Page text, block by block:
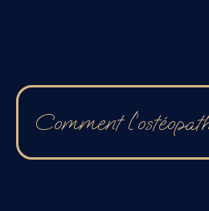
Comment